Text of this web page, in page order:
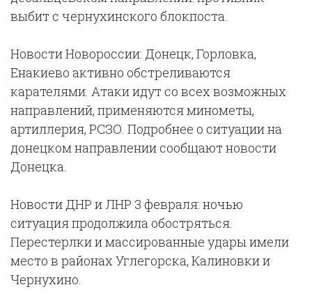
выбит с чернухинского блокпоста.
Новости Новороссии: Донецк, Горловка,
Енакиево активно обстреливаются
карателями. Атаки идут со всех возможных
направлений, применяются минометы,
артиллерия, РСЗО. Подробнее о ситуации на
донецком направлении сообщают новости
Донецка.
Новости ДНР и ЛНР 3 февраля: ночью
ситуация продолжила обостряться.
Перестерлки и массированные удары имели
место в районах Углегорска, Калиновки и
Чернухино.